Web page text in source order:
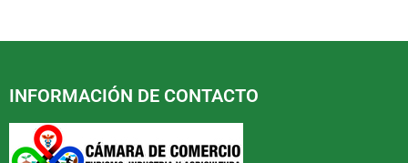
INFORMACIÓN DE CONTACTO